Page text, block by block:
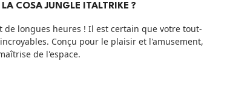
COSA JUNGLE ITALTRIKE ?
longues heures ! Il est certain que votre tout-
Conçu pour le plaisir et l'amusement,
de l'espace.